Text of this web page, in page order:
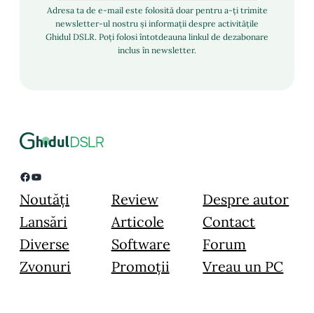
Adresa ta de e-mail este folosită doar pentru a-ți trimite
newsletter-ul nostru și informații despre activitățile
Ghidul DSLR. Poți folosi întotdeauna linkul de dezabonare
inclus în newsletter.
Facebook YouTube
Noutăți
Lansări
Diverse
Zvonuri
Review
Articole
Software
Promoții
Despre autor
Contact
Forum
Vreau un PC